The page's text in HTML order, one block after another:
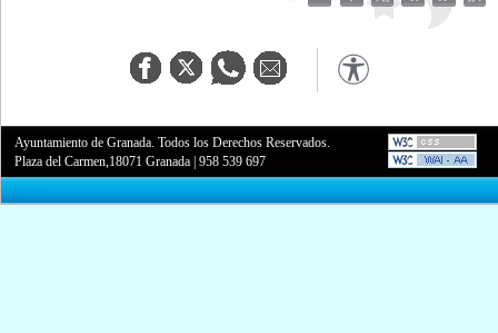
Ayuntamiento de Granada. Todos los Derechos Reservados.
Plaza del Carmen,18071 Granada |958 539 697